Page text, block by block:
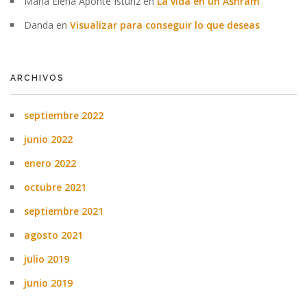
Danda en Visualizar para conseguir lo que deseas
ARCHIVOS
septiembre 2022
junio 2022
enero 2022
octubre 2021
septiembre 2021
agosto 2021
julio 2019
junio 2019